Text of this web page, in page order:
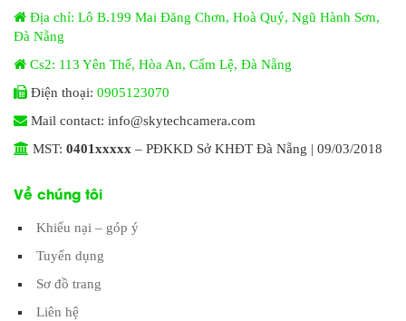
Địa chỉ: Lô B.199 Mai Đăng Chơn, Hoà Quý, Ngũ Hành Sơn,
Đà Nẵng
Cs2: 113 Yên Thế, Hòa An, Cẩm Lệ, Đà Nẵng
Điện thoại: 0905123070
Mail contact: info@skytechcamera.com
MST: 0401xxxxx – PĐKKD Sở KHĐT Đà Nẵng | 09/03/2018
Về chúng tôi
Khiếu nại – góp ý
Tuyển dụng
Sơ đồ trang
Liên hệ